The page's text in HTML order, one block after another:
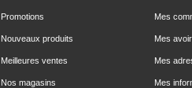
Promotions
Nouveaux produits
Meilleures ventes
Nos magasins
Mes
Mes
Mes
Mes